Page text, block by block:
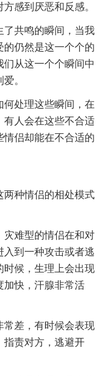
感到厌恶和反感。
了共鸣的瞬间，当我
仍然是这一个个的
从这一个个瞬间中
。
处理这些瞬间，在
有人会在这些不合适
情侣却能在不合适的
两种情侣的相处模式
灾难型的情侣在和对
到一种攻击或者逃
时候，生理上会出现
加快，汗腺非常活
常差，有时候会表现
指责对方，逃避开